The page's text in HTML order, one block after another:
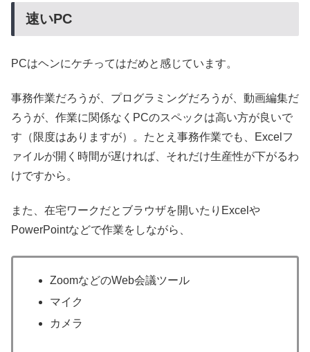
速いPC
PCはヘンにケチってはだめと感じています。
事務作業だろうが、プログラミングだろうが、動画編集だ
ろうが、作業に関係なくPCのスペックは高い方が良いで
す（限度はありますが）。たとえ事務作業でも、Excelフ
ァイルが開く時間が遅ければ、それだけ生産性が下がるわ
けですから。
また、在宅ワークだとブラウザを開いたりExcelや
PowerPointなどで作業をしながら、
ZoomなどのWeb会議ツール
マイク
カメラ